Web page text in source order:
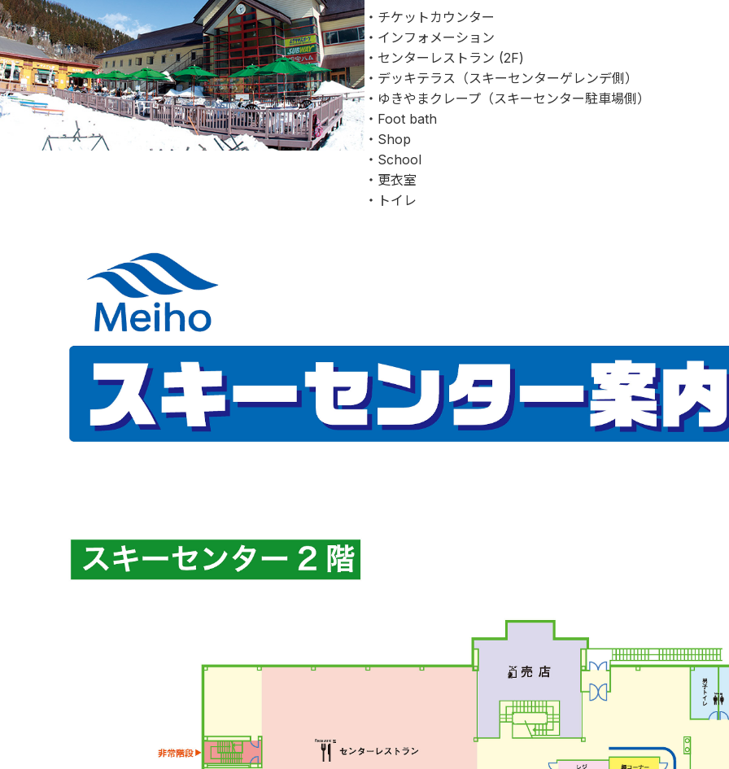
チケットカウンター
インフォメーション
センターレストラン (2F)
デッキテラス（スキーセンターゲレンデ側）
ゆきやまクレープ（スキーセンター駐車場側）
Foot bath
Shop
School
更衣室
トイレ